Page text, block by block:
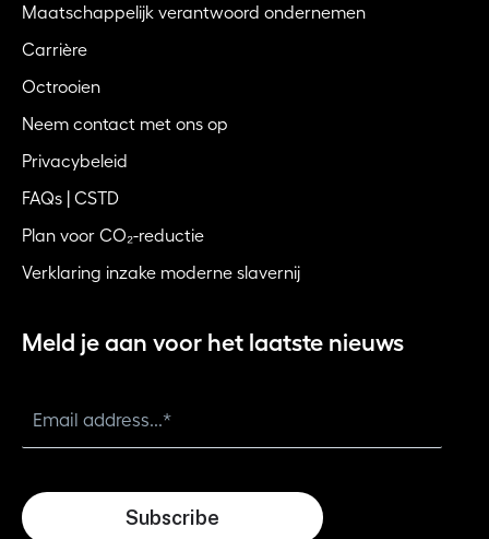
Maatschappelijk verantwoord ondernemen
Carrière
Octrooien
Neem contact met ons op
Privacybeleid
FAQs | CSTD
Plan voor CO₂-reductie
Verklaring inzake moderne slavernij
Meld je aan voor het laatste nieuws